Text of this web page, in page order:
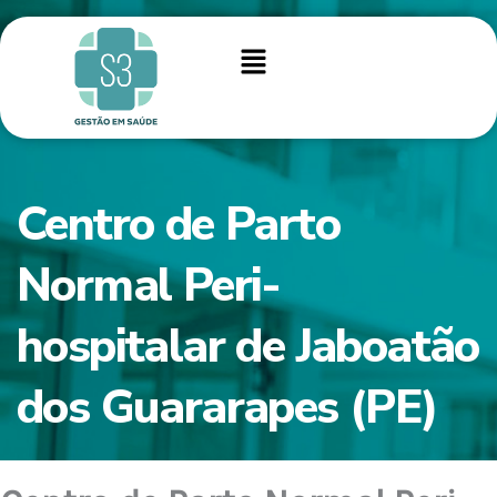
para
conteúdo
Menu
Centro de Parto
Normal Peri-
hospitalar de Jaboatão
dos Guararapes (PE)